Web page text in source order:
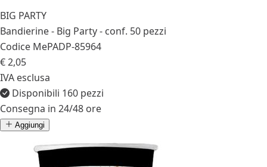
BIG PARTY
Bandierine - Big Party - conf. 50 pezzi
Codice MePADP-85964
€ 2,05
IVA esclusa
Disponibili 160 pezzi
Consegna in 24/48 ore
Aggiungi